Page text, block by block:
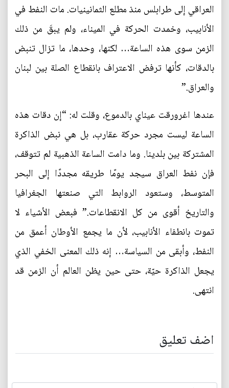
العراقي إلى طرابلس منذ مطلع الثمانينيات. مات النفط في
الأنابيب، وخمدت الحركة في الميناء، ولم يبقَ من ذلك
الزمن سوى هذه الساعة… لكنها، وحدها، ما تزال تنبض
بالدقات، كأنها ترفض الاعتراف بانقطاع الصلة بين لبنان
والعراق.”
عندها اغرورقت عيناي بالدموع، وقلت له: “إن دقات هذه
الساعة ليست مجرد حركة عقارب، بل هي نبض الذاكرة
المشتركة بين بلدينا. وما دامت الساعة الذهبية لم تتوقف،
فإن نفط العراق سيجد يومًا طريقه مجددًا إلى البحر
المتوسط، وستعود الروابط التي صنعتها الجغرافيا
والتاريخ أقوى من كل الانقطاعات.” فبعض الأشياء لا
تموت بانطفاء الأنابيب، لأن ما يجمع الأوطان أعمق من
النفط، وأبقى من السياسة… إنه ذلك المعنى الخفي الذي
يجعل الذاكرة حيّة، حتى حين يظن العالم أن الزمن قد
انتهى.
اضف تعليق